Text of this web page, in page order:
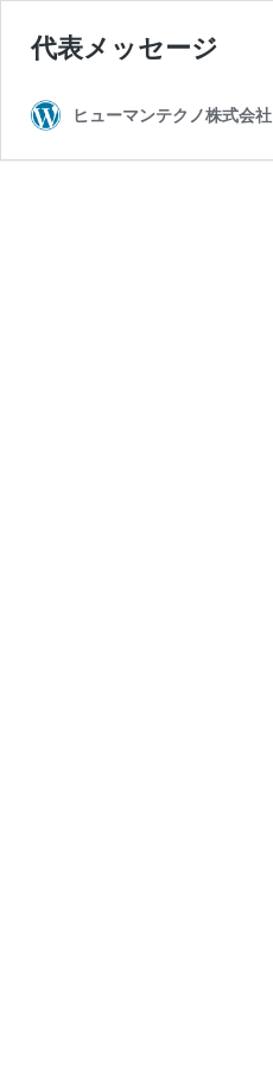
代表メッセージ
ヒューマンテクノ株式会社